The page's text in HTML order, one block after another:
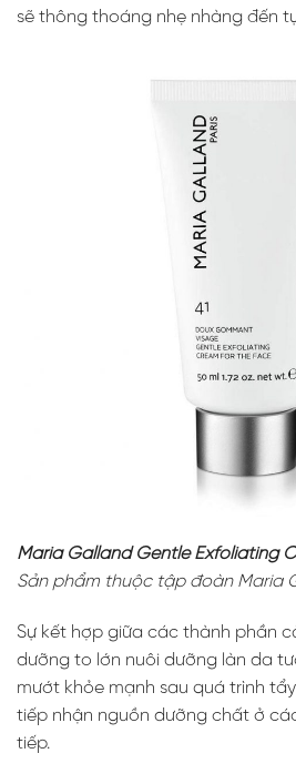
sẽ thông thoáng nhẹ nhàng đến
Maria Galland Gentle Exfoliating
Sản phẩm thuộc tập đoàn Maria
Sự kết hợp giữa các thành phần
dưỡng to lớn nuôi dưỡng làn da
mướt khỏe mạnh sau quá trình
tiếp nhận nguồn dưỡng chất ở
tiếp.